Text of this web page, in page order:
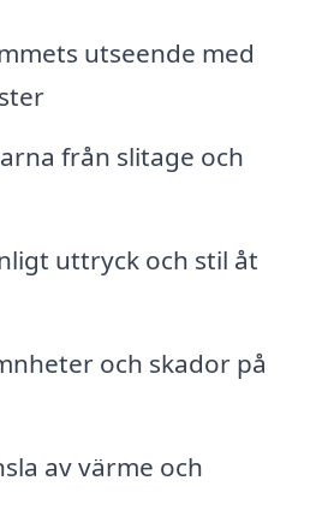
utseende med
från slitage och
uttryck och stil åt
och skador på
av värme och